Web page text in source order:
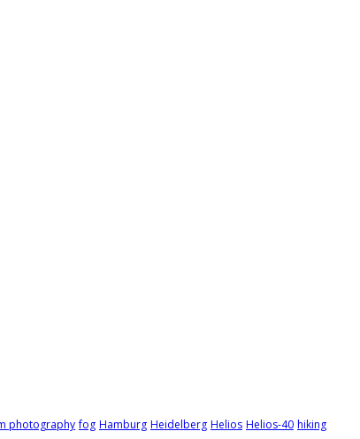
photography fog Hamburg Heidelberg Helios Helios-40 hiking